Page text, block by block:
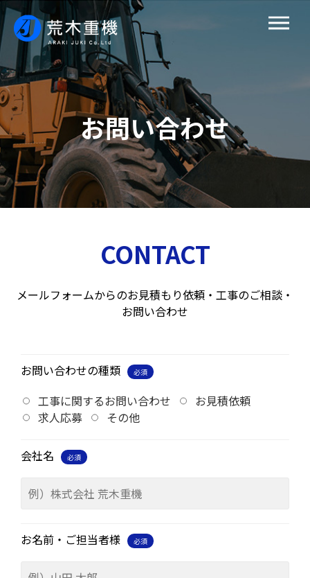
お問い合わせ
CONTACT
メールフォームからのお見積もり依頼・工事のご相談・
お問い合わせ
お問い合わせの種類 必須
工事に関するお問い合わせ
お見積依頼
求人応募
その他
会社名 必須
お名前・ご担当者様 必須